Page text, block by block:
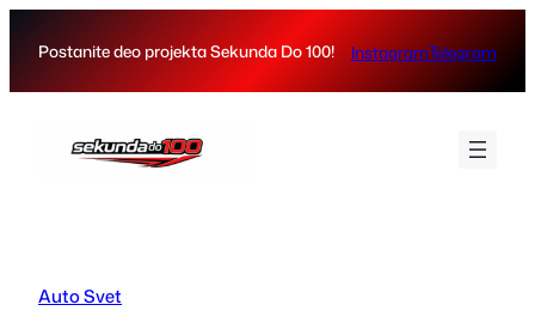
Postanite deo projekta Sekunda Do 100! InstagramTelegram
Auto Svet